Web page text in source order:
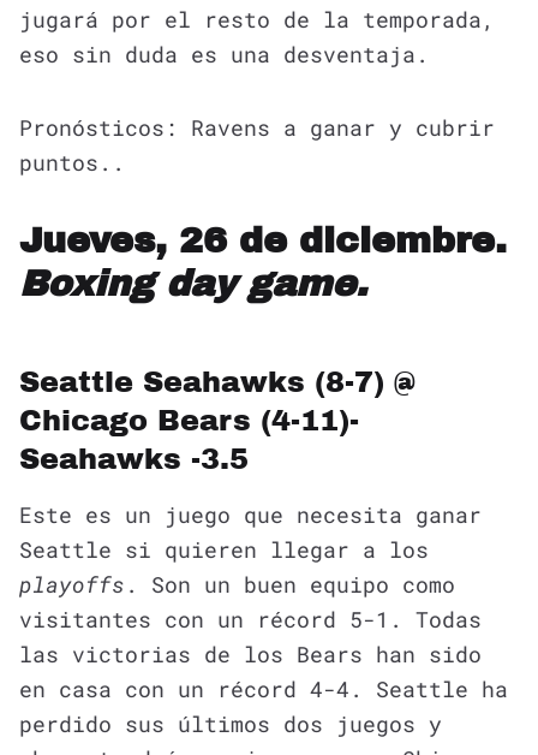
jugará por el resto de la temporada,
eso sin duda es una desventaja.
Pronósticos: Ravens a ganar y cubrir
puntos..
Jueves, 26 de diciembre.
Boxing day game.
Seattle Seahawks (8-7) @
Chicago Bears (4-11)-
Seahawks -3.5
Este es un juego que necesita ganar
Seattle si quieren llegar a los
playoffs . Son un buen equipo como
visitantes con un récord 5-1. Todas
las victorias de los Bears han sido
en casa con un récord 4-4. Seattle ha
perdido sus últimos dos juegos y